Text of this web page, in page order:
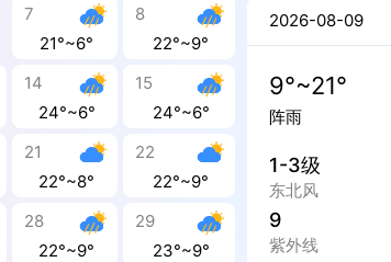
7
21°~6°
8
22°~9°
14
24°~6°
15
24°~6°
21
22°~8°
22
22°~9°
28
22°~9°
29
23°~9°
2026-08-09
9°~21°
阵雨
1-3级
东北风
9
紫外线